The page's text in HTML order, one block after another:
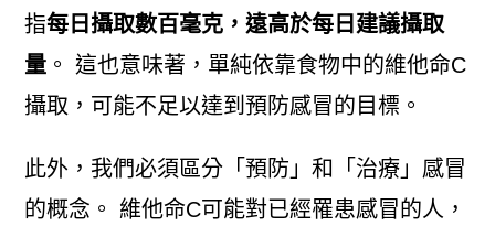
指每日攝取數百毫克，遠高於每日建議攝取
量。 這也意味著，單純依靠食物中的維他命C
攝取，可能不足以達到預防感冒的目標。
此外，我們必須區分「預防」和「治療」感冒
的概念。 維他命C可能對已經罹患感冒的人，